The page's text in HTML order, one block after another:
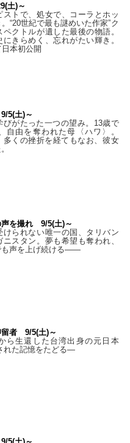
土)～
ストで、処⼥で、コーラとホッ
“20世紀で最も謎めいた作家”ク
クトルが遺した最後の物語。
きらめく、忘れがたい輝き。
本初公開
5(土)～
びがたった一つの望み。13歳で
自由を奪われた母〈ハワ〉。
くの挫折を経てもなお、彼女
声を撮れ 9/5(土)～
けられない唯一の国、タリバン
スタン。夢も希望も奪われ、
も声を上げ続ける——
留者 9/5(土)～
ら生還した台湾出身の元日本
れた記憶をたどる—